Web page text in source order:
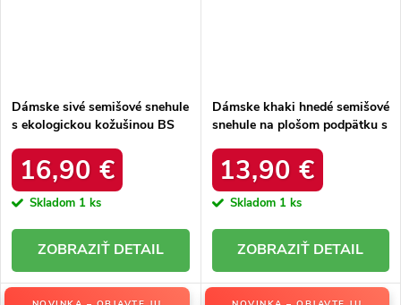
Dámske sivé semišové snehule
s ekologickou kožušinou BS
16,90 €
Skladom 1 ks
DETAIL
Dámske khaki hnedé semišové
snehule na plošom podpätku s
produktu OO274A098
13,90 €
Skladom 1 ks
DETAIL